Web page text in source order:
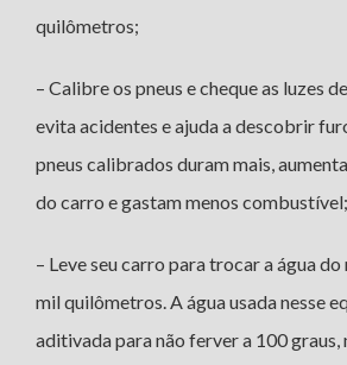
quilômetros;
– Calibre os pneus e cheque as luzes
evita acidentes e ajuda a descobrir
pneus calibrados duram mais,
do carro e gastam menos combustível;
– Leve seu carro para trocar a água
mil quilômetros. A água usada nesse
aditivada para não ferver a 100 graus,